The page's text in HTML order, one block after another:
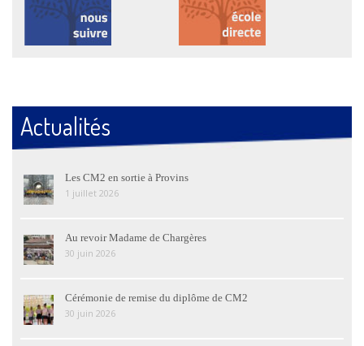
Actualités
Les CM2 en sortie à Provins
1 juillet 2026
Au revoir Madame de Chargères
30 juin 2026
Cérémonie de remise du diplôme de CM2
30 juin 2026